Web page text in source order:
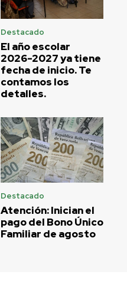
Destacado
El año escolar
2026-2027 ya tiene
fecha de inicio. Te
contamos los
detalles.
Destacado
Atención: Inician el
pago del Bono Único
Familiar de agosto